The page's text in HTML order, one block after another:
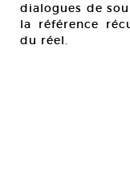
dialogues de
la référence
du réel.